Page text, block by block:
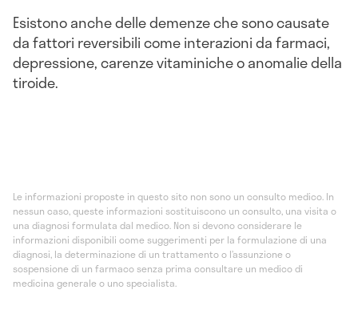
Esistono anche delle demenze che sono causate
da fattori reversibili come interazioni da farmaci,
depressione, carenze vitaminiche o anomalie della
tiroide.
Le informazioni proposte in questo sito non sono un consulto medico. In
nessun caso, queste informazioni sostituiscono un consulto, una visita o
una diagnosi formulata dal medico. Non si devono considerare le
informazioni disponibili come suggerimenti per la formulazione di una
diagnosi, la determinazione di un trattamento o l’assunzione o
sospensione di un farmaco senza prima consultare un medico di
medicina generale o uno specialista.